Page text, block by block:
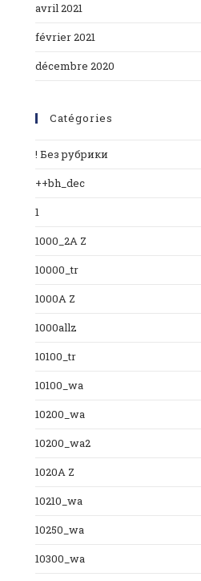
avril 2021
février 2021
décembre 2020
Catégories
! Без рубрики
++bh_dec
1
1000_2A Z
10000_tr
1000A Z
1000allz
10100_tr
10100_wa
10200_wa
10200_wa2
1020A Z
10210_wa
10250_wa
10300_wa